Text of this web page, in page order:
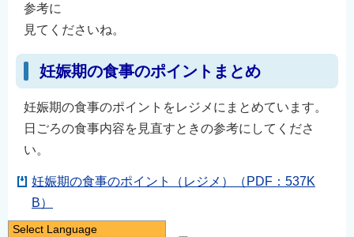
参考に
見てくださいね。
妊娠期の食事のポイントまとめ
妊娠期の食事のポイントをレジメにまとめています。
日ごろの食事内容を見直すときの参考にしてくださ
い。
妊娠期の食事のポイント（レジメ）（PDF：537K
B）
Select Language